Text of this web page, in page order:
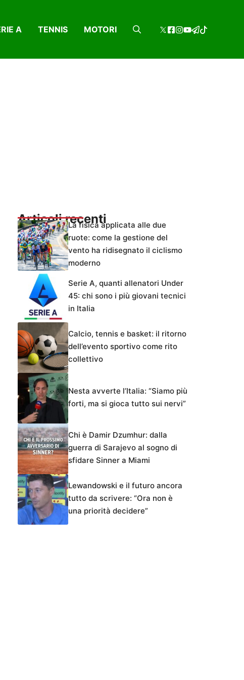
A TENNIS MOTORI
Articoli recentiLa fisica applicata alle due
ruote: come la gestione del
vento ha ridisegnato il ciclismo
moderno
Serie A, quanti allenatori Under
45: chi sono i più giovani tecnici
in Italia
Calcio, tennis e basket: il ritorno
dell’evento sportivo come rito
collettivo
Nesta avverte l’Italia: “Siamo più
forti, ma si gioca tutto sui nervi”
Chi è Damir Dzumhur: dalla
guerra di Sarajevo al sogno di
sfidare Sinner a Miami
Lewandowski e il futuro ancora
tutto da scrivere: “Ora non è
una priorità decidere”